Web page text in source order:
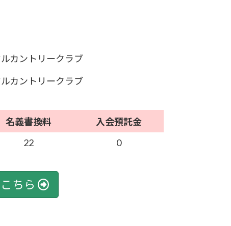
カントリークラブ
カントリークラブ
名義書換料
入会預託金
22 0
ちら